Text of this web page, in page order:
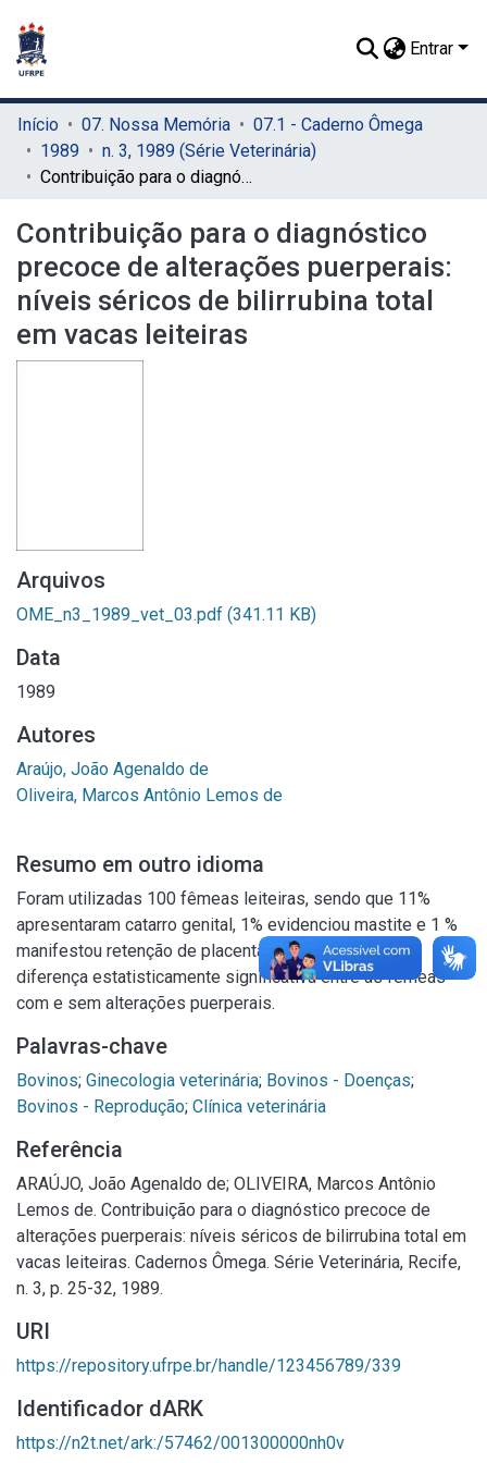
Entrar
Início 07. Nossa Memória
07.1 - Caderno Ômega
1989
n. 3, 1989 (Série Veterinária)
Contribuição para o diagnóstico precoce de alterações puerperais: níveis séricos de bilirrubina total em vacas leiteiras
Contribuição para o diagnóstico
precoce de alterações puerperais:
níveis séricos de bilirrubina total
em vacas leiteiras
Arquivos
OME_n3_1989_vet_03.pdf (341.11 KB)
Data
1989
Autores
Araújo, João Agenaldo de
Oliveira, Marcos Antônio Lemos de
Resumo em outro idioma
Foram utilizadas 100 fêmeas leiteiras, sendo que 11%
apresentaram catarro genital, 1% evidenciou mastite e 1 %
manifestou retenção de placenta. Não se verificou
diferença estatisticamente significativa entre as fêmeas
com e sem alterações puerperais.
Palavras-chave
Bovinos; Ginecologia veterinária; Bovinos - Doenças;
Bovinos - Reprodução; Clínica veterinária
Referência
ARAÚJO, João Agenaldo de; OLIVEIRA, Marcos Antônio
Lemos de. Contribuição para o diagnóstico precoce de
alterações puerperais: níveis séricos de bilirrubina total em
vacas leiteiras. Cadernos Ômega. Série Veterinária, Recife,
n. 3, p. 25-32, 1989.
URI
https://repository.ufrpe.br/handle/123456789/339
Identificador dARK
https://n2t.net/ark:/57462/001300000nh0v